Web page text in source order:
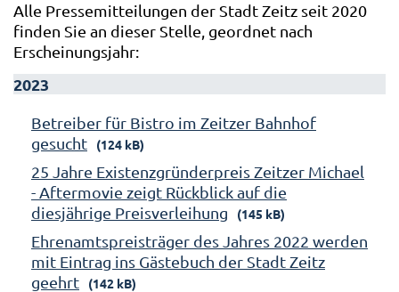
Alle Pressemitteilungen der Stadt Zeitz seit 2020
finden Sie an dieser Stelle, geordnet nach
Erscheinungsjahr:
2023
Betreiber für Bistro im Zeitzer Bahnhof
gesucht
(124 kB)
25 Jahre Existenzgründerpreis Zeitzer Michael
- Aftermovie zeigt Rückblick auf die
diesjährige Preisverleihung
(145 kB)
Ehrenamtspreisträger des Jahres 2022 werden
mit Eintrag ins Gästebuch der Stadt Zeitz
geehrt
(142 kB)